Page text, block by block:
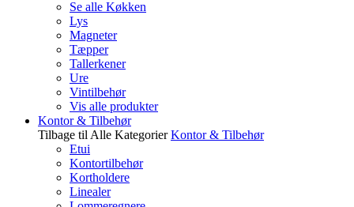
Se alle Køkken
Lys
Magneter
Tæpper
Tallerkener
Ure
Vintilbehør
Vis alle produkter
Kontor & Tilbehør
Tilbage til Alle Kategorier Kontor & Tilbehør
Etui
Kontortilbehør
Kortholdere
Linealer